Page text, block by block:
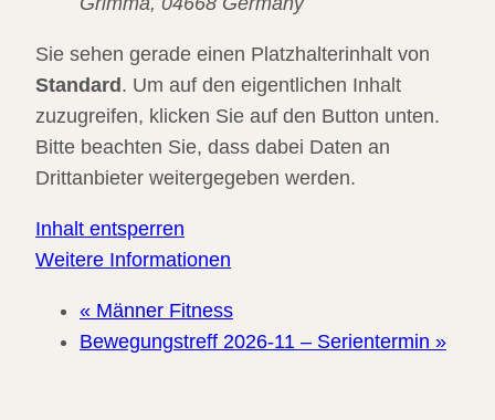
Sie sehen gerade einen Platzhalterinhalt von
Standard . Um auf den eigentlichen Inhalt
zuzugreifen, klicken Sie auf den Button unten.
Bitte beachten Sie, dass dabei Daten an
Drittanbieter weitergegeben werden.
Inhalt entsperren
Weitere Informationen
« Männer Fitness
Bewegungstreff 2026-11 – Serientermin »